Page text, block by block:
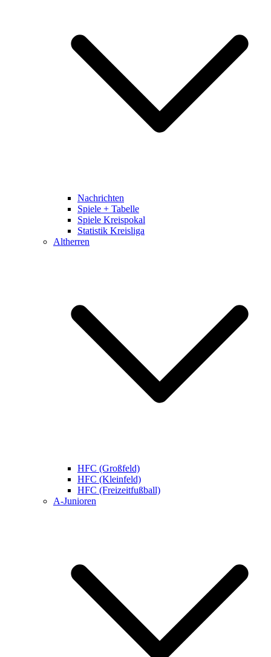
Nachrichten
Spiele + Tabelle
Spiele Kreispokal
Statistik Kreisliga
Altherren
HFC (Großfeld)
HFC (Kleinfeld)
HFC (Freizeitfußball)
A-Junioren